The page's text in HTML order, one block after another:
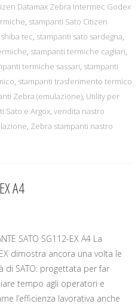
Datamax Zebra Intermec Godex
, stampanti Sato Citizen
tec, stampanti sato sardegna,
, stampanti termiche cagliari,
termiche sassari, stampanti
, stampanti trasferimento termico
Zebra (emulazione), Utility per
Sato e Argox, vendita nastro
, Zebra stampanti nastro
A4
SATO SG112-EX A4 La
dimostra ancora una volta le
di SATO: progettata per far
tempo agli operatori e
l’efficienza lavorativa anche